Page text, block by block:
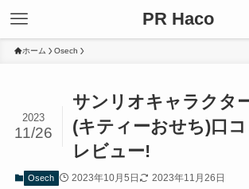
PR Haco
ホーム Osech
サンリオキャラクタ
(キティーおせち)口コ
レビュー!
2023
11/26
Osech 2023年10月5日 2023年11月26日